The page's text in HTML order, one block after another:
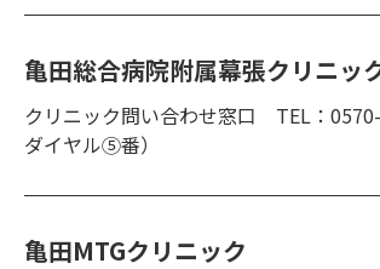
亀田総合病院附属幕張クリニッ
クリニック問い合わせ窓口 TEL：
ダイヤル⑤番）
亀田MTGクリニック